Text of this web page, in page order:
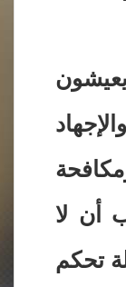
أن لا
تحكم